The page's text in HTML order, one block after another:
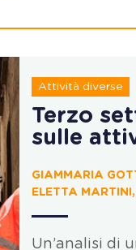
Attività diverse
Terzo
sulle
GIAMMARIA
ELETTA
Un’analisi di